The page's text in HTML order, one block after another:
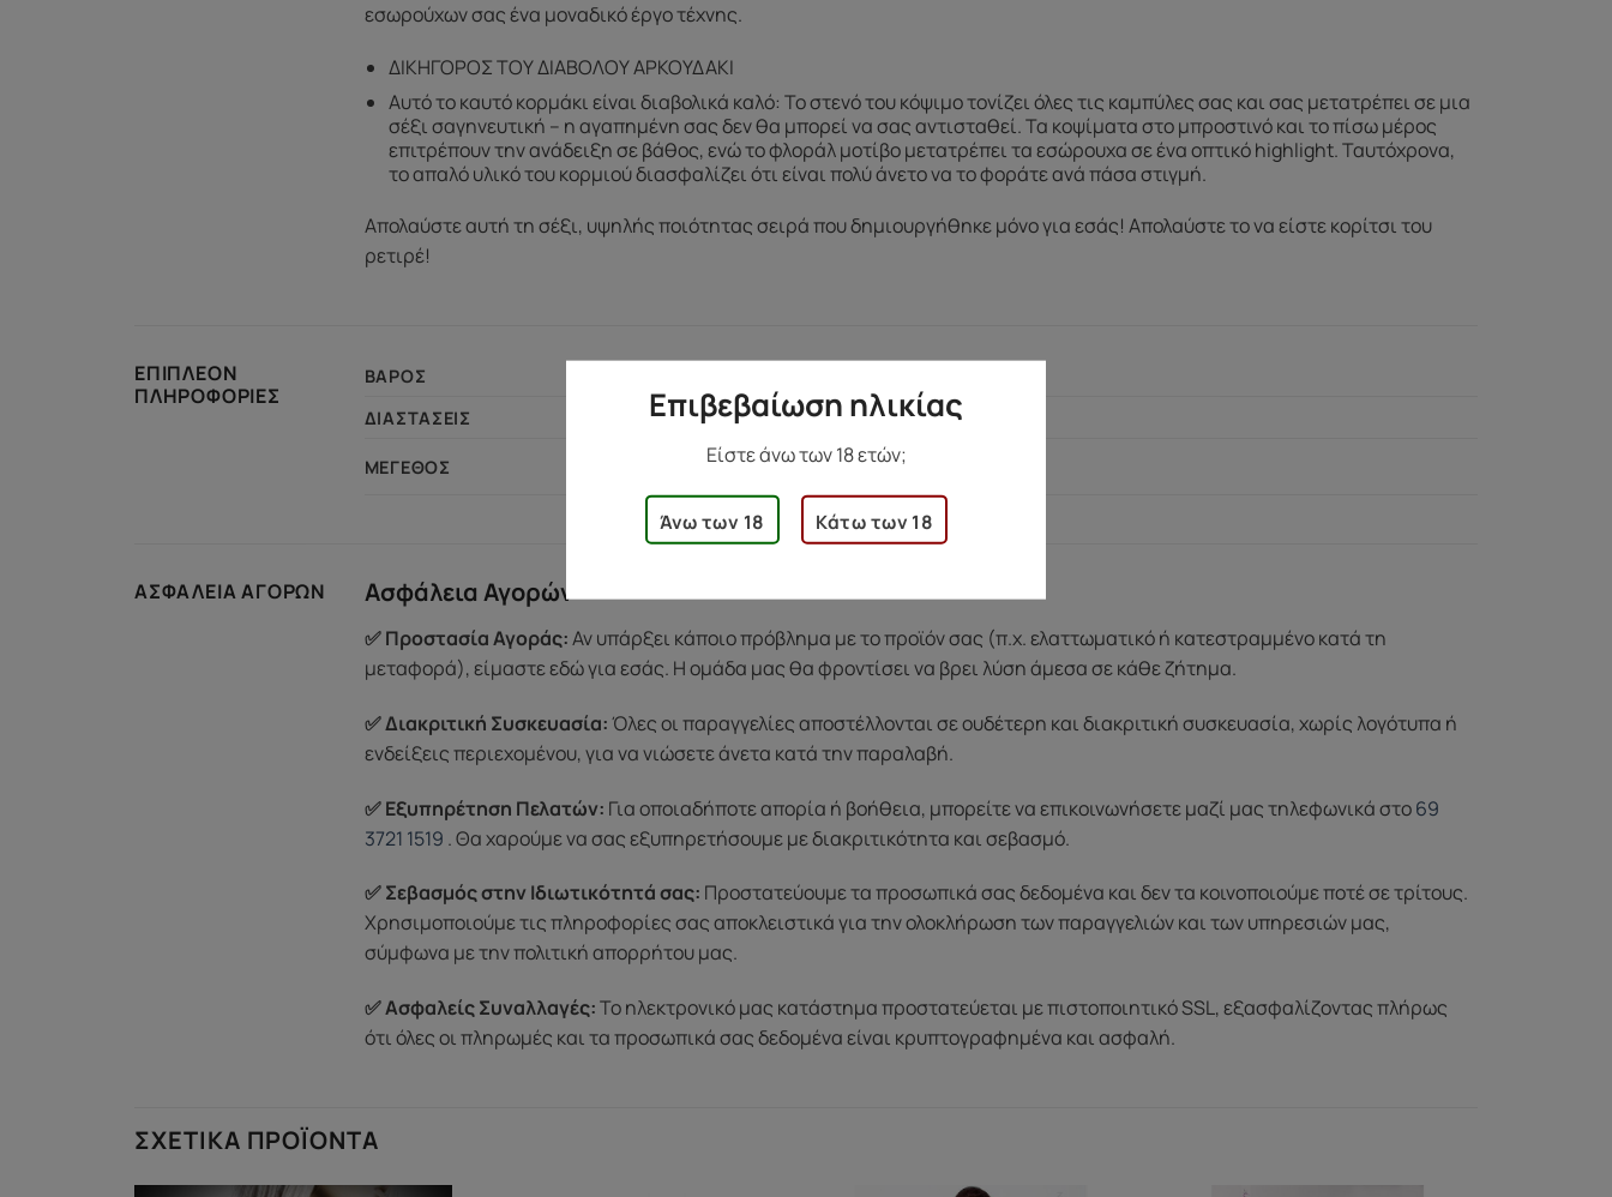
εσωρούχων σας ένα μοναδικό έργο τέχνης.
ΔΙΚΗΓΟΡΟΣ ΤΟΥ ΔΙΑΒΟΛΟΥ ΑΡΚΟΥΔΑΚΙ
Αυτό το καυτό κορμάκι είναι διαβολικά καλό: Το στενό του κόψιμο τονίζει όλες τις καμπύλες σας και σας μετατρέπει σε μια
σέξι σαγηνευτική – η αγαπημένη σας δεν θα μπορεί να σας αντισταθεί. Τα κοψίματα στο μπροστινό και το πίσω μέρος
επιτρέπουν την ανάδειξη σε βάθος, ενώ το φλοράλ μοτίβο μετατρέπει τα εσώρουχα σε ένα οπτικό highlight. Ταυτόχρονα,
το απαλό υλικό του κορμιού διασφαλίζει ότι είναι πολύ άνετο να το φοράτε ανά πάσα στιγμή.
Απολαύστε αυτή τη σέξι, υψηλής ποιότητας σειρά που δημιουργήθηκε μόνο για εσάς! Απολαύστε το να είστε κορίτσι του
ρετιρέ!
ΕΠΙΠΛΈΟΝ
ΠΛΗΡΟΦΟΡΊΕΣ
ΒΆΡΟΣ
ΔΙΑΣΤΆΣΕΙΣ
25 × 220 × 130 εκ.
ΜΈΓΕΘΟΣ S/M/L, XL
ΑΣΦΆΛΕΙΑ ΑΓΟΡΏΝ Ασφάλεια Αγορών
✅ Προστασία Αγοράς:Αν υπάρξει κάποιο πρόβλημα με το προϊόν σας (π.χ. ελαττωματικό ή κατεστραμμένο κατά τη
μεταφορά), είμαστε εδώ για εσάς. Η ομάδα μας θα φροντίσει να βρει λύση άμεσα σε κάθε ζήτημα.
✅ Διακριτική Συσκευασία:Όλες οι παραγγελίες αποστέλλονται σε ουδέτερη και διακριτική συσκευασία, χωρίς λογότυπα ή
ενδείξεις περιεχομένου, για να νιώσετε άνετα κατά την παραλαβή.
✅ Εξυπηρέτηση Πελατών: Για οποιαδήποτε απορία ή βοήθεια, μπορείτε να επικοινωνήσετε μαζί μας τηλεφωνικά στο69
3721 1519 . Θα χαρούμε να σας εξυπηρετήσουμε με διακριτικότητα και σεβασμό.
✅ Σεβασμός στην Ιδιωτικότητά σας: Προστατεύουμε τα προσωπικά σας δεδομένα και δεν τα κοινοποιούμε ποτέ σε τρίτους.
Χρησιμοποιούμε τις πληροφορίες σας αποκλειστικά για την ολοκλήρωση των παραγγελιών και των υπηρεσιών μας,
σύμφωνα με την πολιτική απορρήτου μας.
✅ Ασφαλείς Συναλλαγές:Το ηλεκτρονικό μας κατάστημα προστατεύεται με πιστοποιητικό SSL, εξασφαλίζοντας πλήρως
ότι όλες οι πληρωμές και τα προσωπικά σας δεδομένα είναι κρυπτογραφημένα και ασφαλή.
ΣΧΕΤΙΚΆ ΠΡΟΪΌΝΤΑ
Επιβεβαίωση ηλικίας
Είστε άνω των 18 ετών;
Άνω των 18 Κάτω των 18